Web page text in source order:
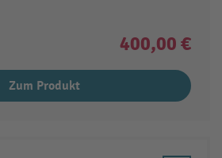
400,00 €
Zum Produkt